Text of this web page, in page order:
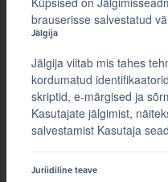
brauserisse salvestatud
Jälgija
Jälgija viitab mis tahes
kordumatud
skriptid, e-märgised ja
Kasutajate jälgimist,
salvestamist Kasutaja
Juriidiline teave